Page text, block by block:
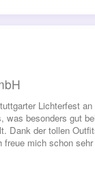
Lichterfest
besonders gut
Dank der tollen
mich schon